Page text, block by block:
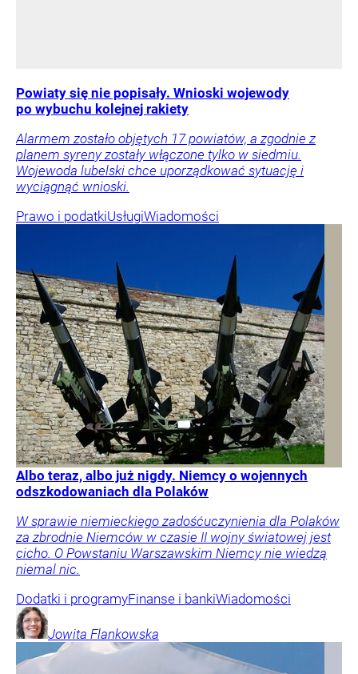
Powiaty się nie popisały. Wnioski wojewody
po wybuchu kolejnej rakiety
Alarmem zostało objętych 17 powiatów, a zgodnie z
planem syreny zostały włączone tylko w siedmiu.
Wojewoda lubelski chce uporządkować sytuację i
wyciągnąć wnioski.
Prawo i podatkiUsługiWiadomości
Albo teraz, albo już nigdy. Niemcy o wojennych
odszkodowaniach dla Polaków
W sprawie niemieckiego zadośćuczynienia dla Polaków
za zbrodnie Niemców w czasie II wojny światowej jest
cicho. O Powstaniu Warszawskim Niemcy nie wiedzą
niemal nic.
Dodatki i programyFinanse i bankiWiadomości
Jowita Flankowska